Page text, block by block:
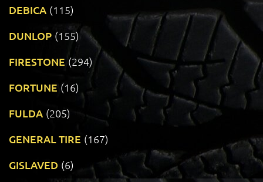
DEBICA (115)
DUNLOP (155)
FIRESTONE (294)
FORTUNE (16)
FULDA (205)
GENERAL TIRE (167)
GISLAVED (6)